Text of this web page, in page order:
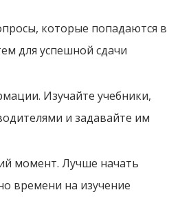
которые попадаются в
для успешной сдачи
Изучайте учебники,
и задавайте им
момент. Лучше начать
времени на изучение